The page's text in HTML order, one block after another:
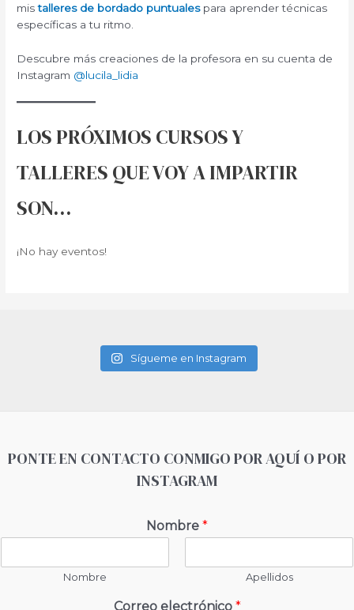
mistalleres de bordado puntualespara aprender técnicas
específicas a tu ritmo.
Descubre más creaciones de la profesora en su cuenta de
Instagram @lucila_lidia
LOS PRÓXIMOS CURSOS Y
TALLERES QUE VOY A IMPARTIR
SON…
¡No hay eventos!
Sígueme en Instagram
PONTE EN CONTACTO CONMIGO POR AQUÍ O POR
INSTAGRAM
Nombre *
Nombre Apellidos
Correo electrónico *